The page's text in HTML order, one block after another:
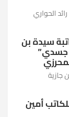
الحواري
سيدة بن
جسدي”
جازية
أمين